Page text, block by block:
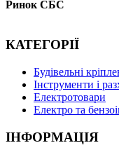
Ринок СБС
КАТЕГОРІЇ
Будівельні
Інструменти і
Електротовари
Електро та
ІНФОРМАЦІЯ